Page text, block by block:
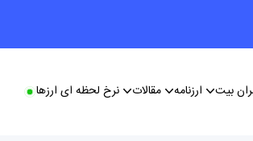
بیت ارزنامه مقالات نرخ لحظه ای ارزها